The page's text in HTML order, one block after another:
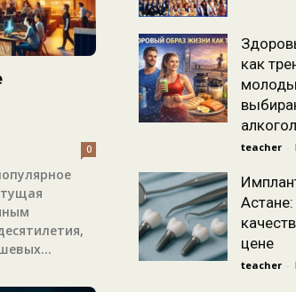
0
как
teacher -
цене
teacher -